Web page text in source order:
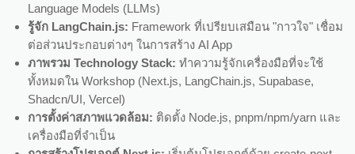
Language Models (LLMs)
รู้จัก LangChain.js: Framework ที่เปรียบเสมือน "กาวใจ" เชื่อม
ต่อส่วนประกอบต่างๆ ในการสร้าง AI App
ภาพรวม Technology Stack: ทำความรู้จักเครื่องมือที่จะใช้
ทั้งหมดใน Workshop (Next.js, LangChain.js, Supabase,
Shadcn/UI, Vercel)
การตั้งค่าสภาพแวดล้อม: ติดตั้ง Node.js, pnpm/npm/yarn และ
เครื่องมือที่จำเป็น